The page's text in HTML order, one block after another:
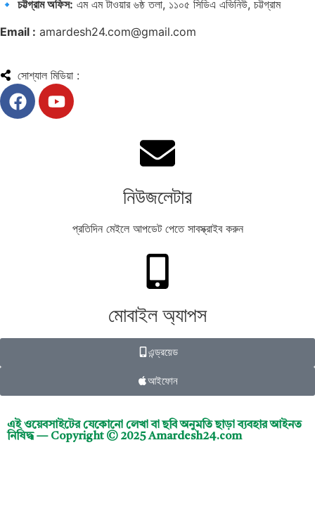
🔹 চট্টগ্রাম অফিস: এম এম টাওয়ার ৬ষ্ঠ তলা, ১১০৫ সিডিএ এভিনিউ, চট্টগ্রাম
Email : amardesh24.com@gmail.com
সোশ্যাল মিডিয়া :
নিউজলেটার
প্রতিদিন মেইলে আপডেট পেতে সাবস্ক্রাইব করুন
মোবাইল অ্যাপস
এন্ড্রয়েড
আইফোন
এই ওয়েবসাইটের যেকোনো লেখা বা ছবি অনুমতি ছাড়া ব্যবহার আইনত
নিষিদ্ধ — Copyright © 2025 Amardesh24.com